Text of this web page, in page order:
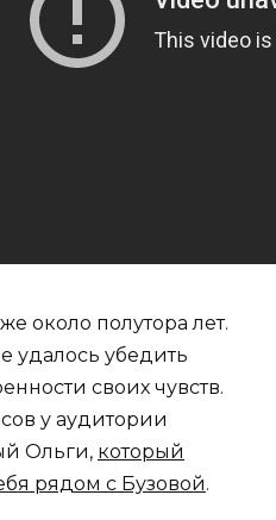
около полутора лет.
удалось убедить
своих чувств.
у аудитории
Ольги, который
рядом с Бузовой.